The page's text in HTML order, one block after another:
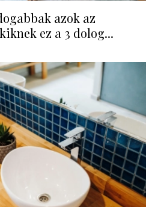
azok az
ez a 3 dolog...